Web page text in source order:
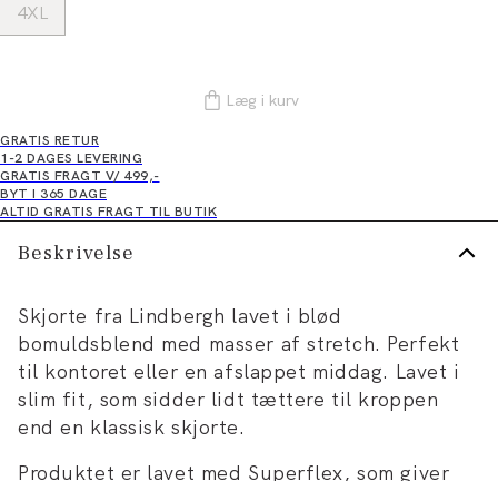
4XL
Læg i kurv
GRATIS RETUR
1-2 DAGES LEVERING
GRATIS FRAGT V/ 499,-
BYT I 365 DAGE
ALTID GRATIS FRAGT TIL BUTIK
Beskrivelse
Skjorte fra Lindbergh lavet i blød
bomuldsblend med masser af stretch. Perfekt
til kontoret eller en afslappet middag. Lavet i
slim fit, som sidder lidt tættere til kroppen
end en klassisk skjorte.
Produktet er lavet med Superflex, som giver